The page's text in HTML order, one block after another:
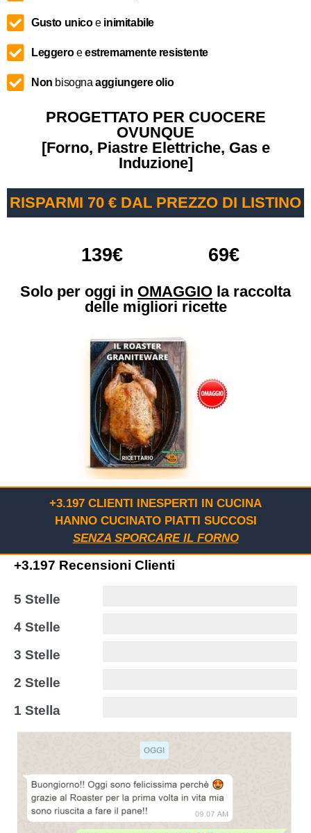
Gusto unicoe inimitabile
Leggeroeestremamente resistente
Non bisognaaggiungere olio
PROGETTATO PER CUOCERE
OVUNQUE
[Forno, Piastre Elettriche, Gas e
Induzione]
RISPARMI 70 € DAL PREZZO DI LISTINO
139€ 69€
Solo per oggi in OMAGGIO la raccolta
delle migliori ricette
+3.197 CLIENTI INESPERTI IN CUCINA
HANNO CUCINATO PIATTI SUCCOSI
SENZA SPORCARE IL FORNO
+3.197 Recensioni Clienti
5 Stelle
4 Stelle
3 Stelle
2 Stelle
1 Stella